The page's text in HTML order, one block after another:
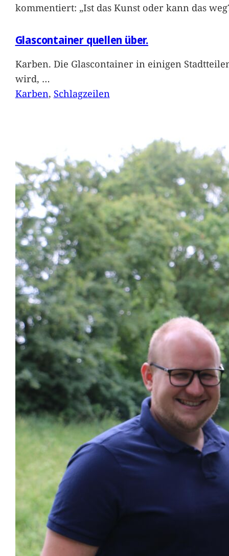
kommentiert: „Ist das Kunst oder kann das
Glascontainer quellen über.
Karben. Die Glascontainer in einigen
wird, …
Karben, Schlagzeilen